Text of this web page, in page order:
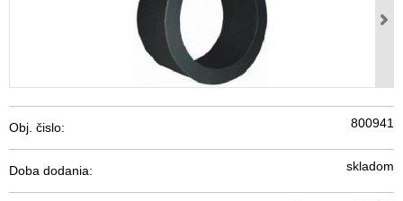
Obj. čislo: 800941
Doba dodania: skladom